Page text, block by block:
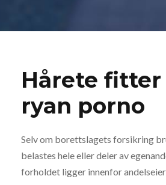
Hårete
ryan porno
Selv om borettslagets forsikring
belastes hele eller deler av
forholdet ligger innenfor